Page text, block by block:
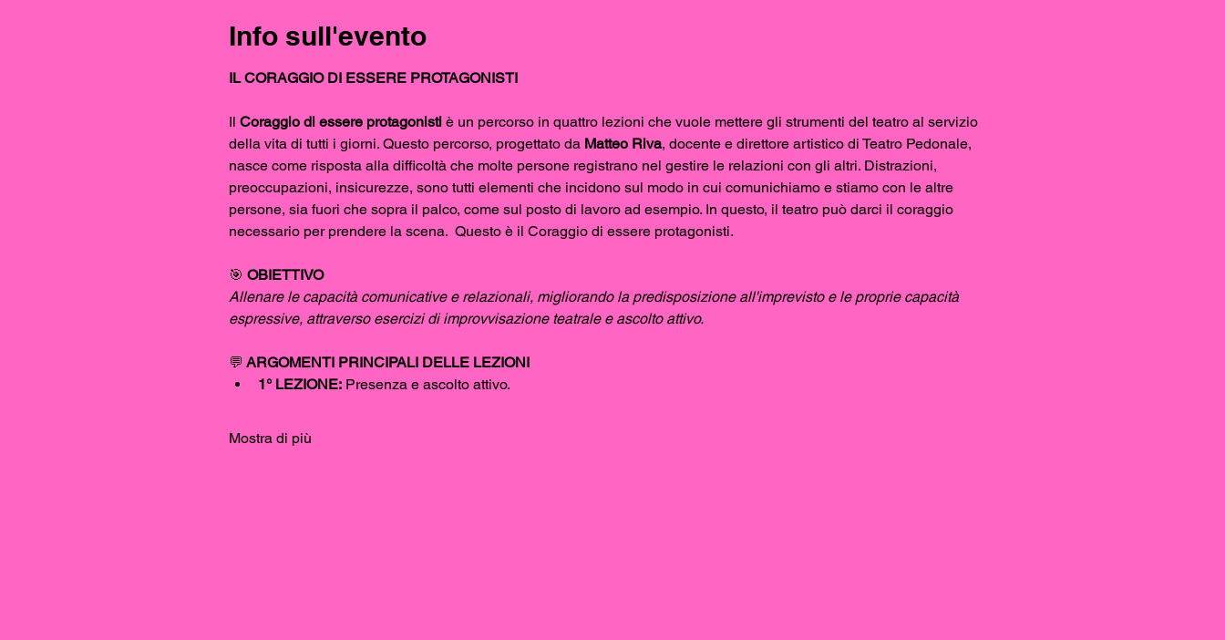
Info sull'evento
IL CORAGGIO DI ESSERE PROTAGONISTI
Il Coraggio di essere protagonisti è un percorso in quattro lezioni che vuole mettere gli strumenti del teatro al servizio
della vita di tutti i giorni. Questo percorso, progettato da Matteo Riva, docente e direttore artistico di Teatro Pedonale,
nasce come risposta alla difficoltà che molte persone registrano nel gestire le relazioni con gli altri. Distrazioni,
preoccupazioni, insicurezze, sono tutti elementi che incidono sul modo in cui comunichiamo e stiamo con le altre
persone, sia fuori che sopra il palco, come sul posto di lavoro ad esempio. In questo, il teatro può darci il coraggio
necessario per prendere la scena.  Questo è il Coraggio di essere protagonisti.
🎯 OBIETTIVO
Allenare le capacità comunicative e relazionali, migliorando la predisposizione all'imprevisto e le proprie capacità
espressive, attraverso esercizi di improvvisazione teatrale e ascolto attivo.
💬 ARGOMENTI PRINCIPALI DELLE LEZIONI
1° LEZIONE: Presenza e ascolto attivo.
Mostra di più